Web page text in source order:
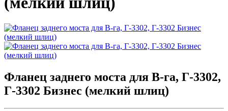
Фланец заднего моста для В-га, Г-3302,
Г-3302 Бизнес (мелкий шлиц)